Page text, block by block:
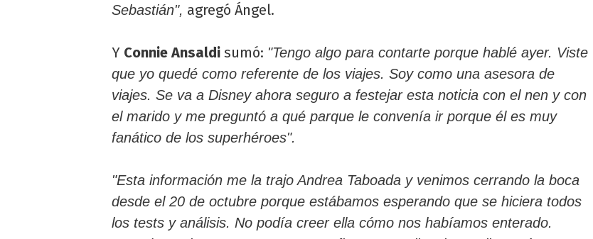
Sebastián", agregó Ángel.
Y Connie Ansaldi sumó: "Tengo algo para contarte porque hablé ayer. Viste
que yo quedé como referente de los viajes. Soy como una asesora de
viajes. Se va a Disney ahora seguro a festejar esta noticia con el nen y con
el marido y me preguntó a qué parque le convenía ir porque él es muy
fanático de los superhéroes".
"Esta información me la trajo Andrea Taboada y venimos cerrando la boca
desde el 20 de octubre porque estábamos esperando que se hiciera todos
los tests y análisis. No podía creer ella cómo nos habíamos enterado.